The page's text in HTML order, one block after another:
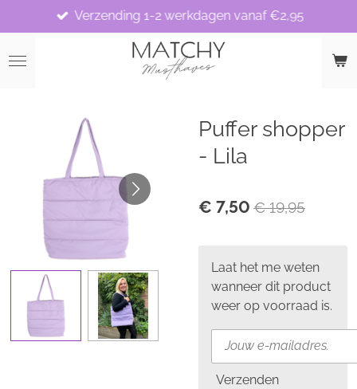
direct
naar
Verzending 1-2 werkdagen vanaf €2,95
Puffer shopper
- Lila
€ 7,50 € 19,95
Laat het me weten
wanneer dit product
weer op voorraad is.
Verzenden